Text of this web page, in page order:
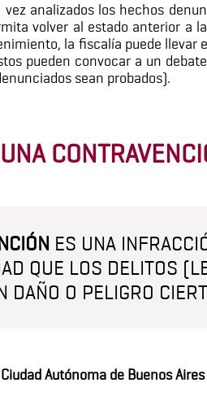
analizados los hechos
volver al estado anterior a
la fiscalía puede
pueden convocar a un
sean probados).
ES UNA
QUE LOS DELITOS
DAÑO O PELIGRO
Autónoma de Buenos